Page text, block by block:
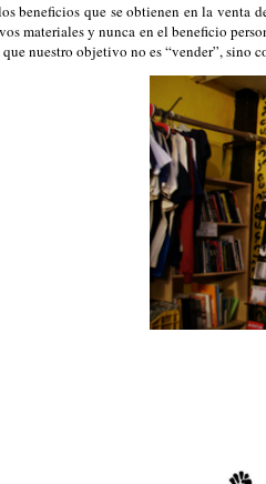
beneficios que se obtienen en la venta
materiales y nunca en el beneficio
nuestro objetivo no es “vender”, sino